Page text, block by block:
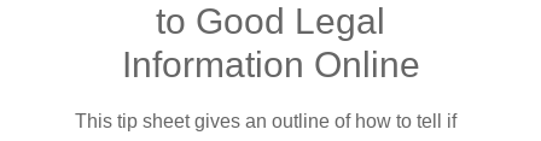
to Good Legal
Information Online
This tip sheet gives an outline of how to tell if